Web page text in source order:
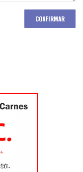
CONFIRMAR